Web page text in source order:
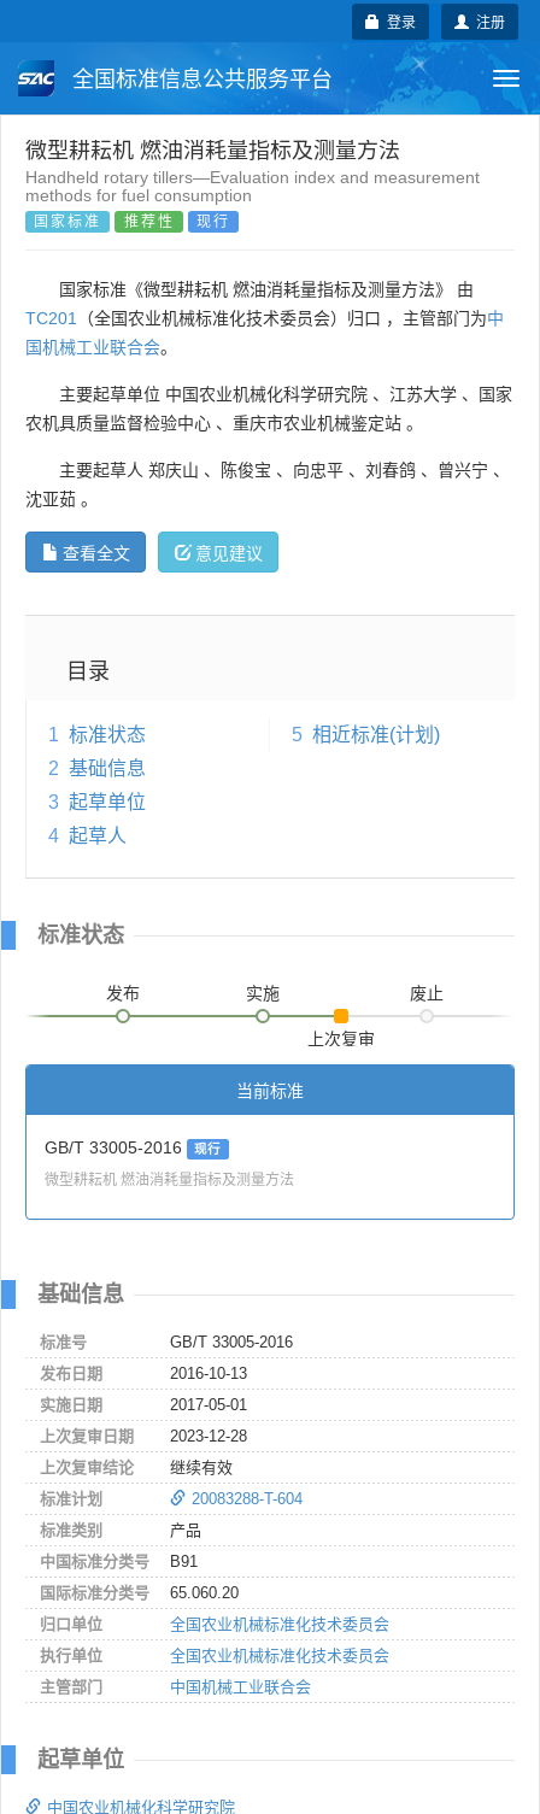
注册
登录
全国标准信息公共服务平台
国家标准 行业标准
团体标准 企业标准
微型耕耘机 燃油消耗量指标及测量方法
Handheld rotary tillers—Evaluation index and measurement
methods for fuel consumption
国家标准 推荐性 现行
国家标准《微型耕耘机 燃油消耗量指标及测量方法》 由
TC201
（全国农业机械标准化技术委员会）归口 ，主管部门为中
国机械工业联合会。
主要起草单位 中国农业机械化科学研究院 、 江苏大学 、
国家
农机具质量监督检验中心 、 重庆市农业机械鉴定站 。
主要起草人 郑庆山 、 陈俊宝 、 向忠平 、 刘春鸽 、 曾兴宁 、
沈亚茹 。
查看全文 意见建议
目录
1 标准状态
2 基础信息
3 起草单位
4 起草人
5 相近标准(计划)
标准状态
发布 实施
上次复审
废止
当前标准
GB/T 33005-2016 现行
微型耕耘机 燃油消耗量指标及测量方法
基础信息
标准号
GB/T 33005-2016
发布日期
2016-10-13
实施日期
2017-05-01
上次复审日期
2023-12-28
上次复审结论
继续有效
标准计划
20083288-T-604
标准类别
产品
中国标准分类号
B91
国际标准分类号
65.060.20
归口单位
全国农业机械标准化技术委员会
执行单位
全国农业机械标准化技术委员会
主管部门
中国机械工业联合会
起草单位
中国农业机械化科学研究院